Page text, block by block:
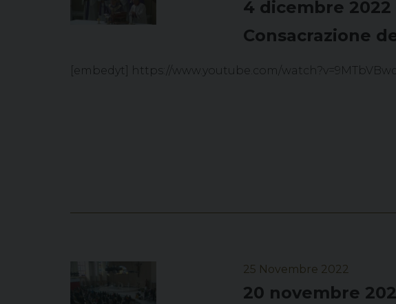
4 dicembre 2022
Consacrazione
[embedyt] https://www.youtube.com/
25 Novembre 2022
20 novembre